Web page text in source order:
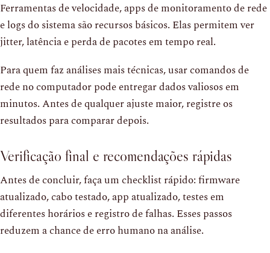
Ferramentas de velocidade, apps de monitoramento de rede
e logs do sistema são recursos básicos. Elas permitem ver
jitter, latência e perda de pacotes em tempo real.
Para quem faz análises mais técnicas, usar comandos de
rede no computador pode entregar dados valiosos em
minutos. Antes de qualquer ajuste maior, registre os
resultados para comparar depois.
Verificação final e recomendações rápidas
Antes de concluir, faça um checklist rápido: firmware
atualizado, cabo testado, app atualizado, testes em
diferentes horários e registro de falhas. Esses passos
reduzem a chance de erro humano na análise.